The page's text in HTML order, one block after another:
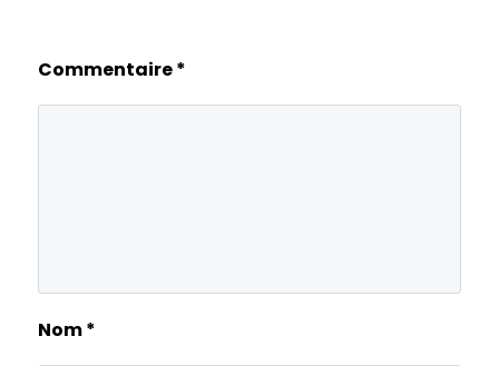
Commentaire*
Nom*